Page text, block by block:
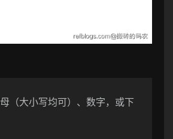
（大小写均可）、数字，或下